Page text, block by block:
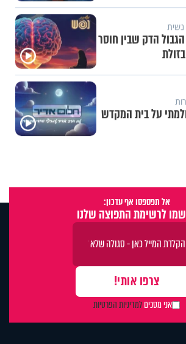
הדק שבין חוסר
על בית המקדש
אל תפספסו אף עדכון:
לרשימת התפוצה שלנו
אני מסכיםלמדיניות הפרטיות